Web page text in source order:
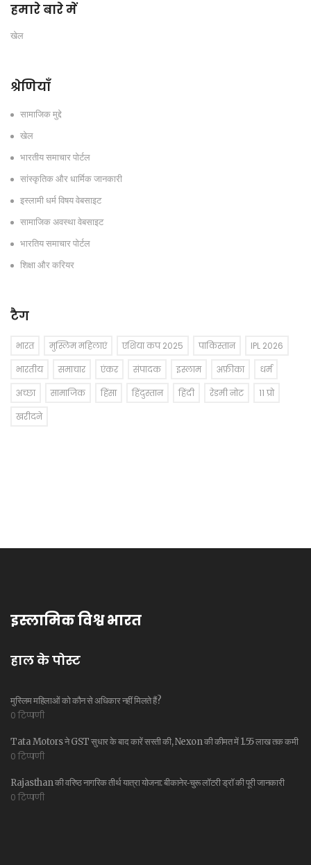
हमारे बारे में
खेल
श्रेणियाँ
सामाजिक मुद्दे
खेल
भारतीय समाचार पोर्टल
सांस्कृतिक और धार्मिक जानकारी
इस्लामी धर्म विषय वेबसाइट
सामाजिक अवस्था वेबसाइट
भारतिय समाचार पोर्टल
शिक्षा और करियर
टैग
भारत मुस्लिम महिलाएं एशिया कप 2025 पाकिस्तान
IPL 2026
भारतीय
समाचार एंकर संपादक इस्लाम अफ्रीका
धर्म
अच्छा
सामाजिक हिंसा हिंदुस्तान हिंदी रेडमी नोट
11 प्रो
खरीदने
इस्लामिक विश्व भारत
हाल के पोस्ट
मुस्लिम महिलाओं को कौन से अधिकार नहीं मिलते हैं?
0 टिप्पणी
Tata Motors ने GST सुधार के बाद कारें सस्ती की, Nexon की कीमत में 1.55 लाख तक कमी
0 टिप्पणी
Rajasthan की वरिष्ठ नागरिक तीर्थ यात्रा योजना: बीकानेर‑चुरू लॉटरी ड्रॉ की पूरी जानकारी
0 टिप्पणी